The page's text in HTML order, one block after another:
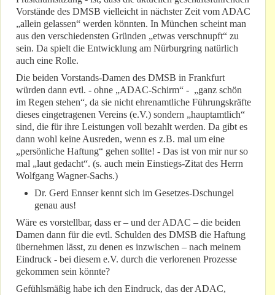
Vorstände des DMSB vielleicht in nächster Zeit vom ADAC
„allein gelassen“ werden könnten. In München scheint man
aus den verschiedensten Gründen „etwas verschnupft“ zu
sein. Da spielt die Entwicklung am Nürburgring natürlich
auch eine Rolle.
Die beiden Vorstands-Damen des DMSB in Frankfurt
würden dann evtl. - ohne „ADAC-Schirm“ - „ganz schön
im Regen stehen“, da sie nicht ehrenamtliche Führungskräfte
dieses eingetragenen Vereins (e.V.) sondern „hauptamtlich“
sind, die für ihre Leistungen voll bezahlt werden. Da gibt es
dann wohl keine Ausreden, wenn es z.B. mal um eine
„persönliche Haftung“ gehen sollte! - Das ist von mir nur so
mal „laut gedacht“. (s. auch mein Einstiegs-Zitat des Herrn
Wolfgang Wagner-Sachs.)
Dr. Gerd Ennser kennt sich im Gesetzes-Dschungel
genau aus!
Wäre es vorstellbar, dass er – und der ADAC – die beiden
Damen dann für die evtl. Schulden des DMSB die Haftung
übernehmen lässt, zu denen es inzwischen – nach meinem
Eindruck - bei diesem e.V. durch die verlorenen Prozesse
gekommen sein könnte?
Gefühlsmäßig habe ich den Eindruck, das der ADAC,